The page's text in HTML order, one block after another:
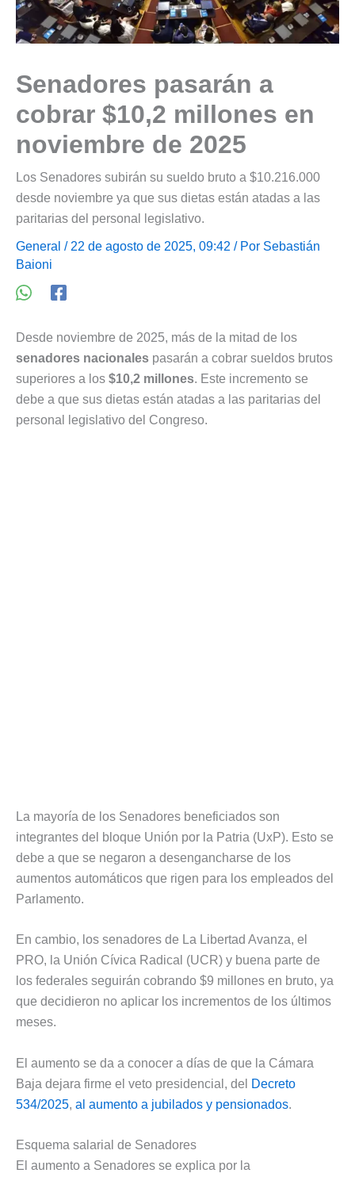
Senadores pasarán a
cobrar $10,2 millones en
noviembre de 2025
Los Senadores subirán su sueldo bruto a $10.216.000
desde noviembre ya que sus dietas están atadas a las
paritarias del personal legislativo.
General / 22 de agosto de 2025, 09:42 / Por Sebastián
Baioni
Desde noviembre de 2025, más de la mitad de los
senadores nacionales pasarán a cobrar sueldos brutos
superiores a los $10,2 millones. Este incremento se
debe a que sus dietas están atadas a las paritarias del
personal legislativo del Congreso.
La mayoría de los Senadores beneficiados son
integrantes del bloque Unión por la Patria (UxP). Esto se
debe a que se negaron a desengancharse de los
aumentos automáticos que rigen para los empleados del
Parlamento.
En cambio, los senadores de La Libertad Avanza, el
PRO, la Unión Cívica Radical (UCR) y buena parte de
los federales seguirán cobrando $9 millones en bruto, ya
que decidieron no aplicar los incrementos de los últimos
meses.
El aumento se da a conocer a días de que la Cámara
Baja dejara firme el veto presidencial, del
Decreto
534/2025, al aumento a jubilados y pensionados.
Esquema salarial de Senadores
El aumento a Senadores se explica por la